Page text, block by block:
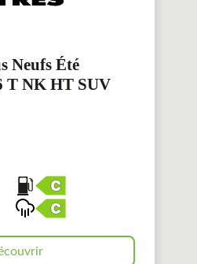
Neufs Été
T NK HT SUV